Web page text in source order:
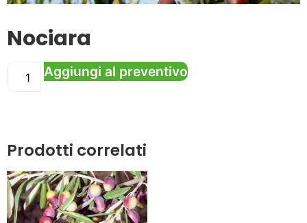
Nociara
Aggiungi al preventivo
Prodotti correlati